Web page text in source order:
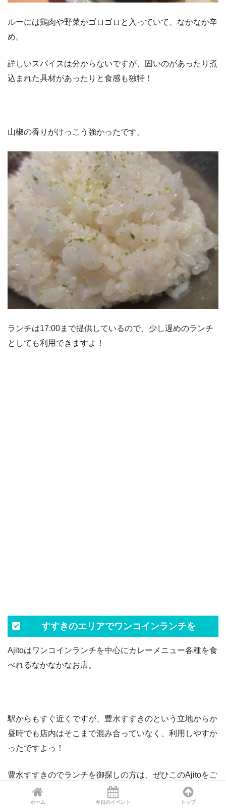
ルーには鶏肉や野菜がゴロゴロと入っていて、なかなか辛
め。
詳しいスパイスは分からないですが、固いのがあったり煮
込まれた具材があったりと食感も独特！
山椒の香りがけっこう強かったです。
ランチは17:00まで提供しているので、少し遅めのランチ
としても利用できますよ！
すすきのエリアでワンコインランチを
Ajitoはワンコインランチを中心にカレーメニュー各種を食
べれるなかなかなお店。
駅からもすぐ近くですが、豊水すすきのという立地からか
昼時でも店内はそこまで混み合っていなく、利用しやすか
ったですよっ！
豊水すすきのでランチを御探しの方は、ぜひこのAjitoをご
利用ください！
ホーム 今日のイベント トップ